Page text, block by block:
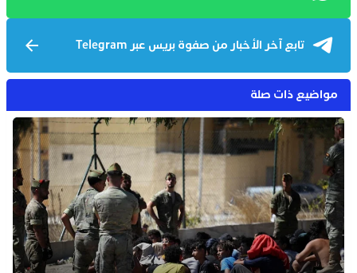
تابع آخر الأخبار من صفوة بريس عبر Telegram
مواضيع ذات صلة